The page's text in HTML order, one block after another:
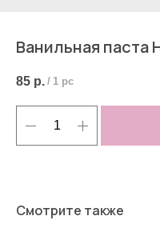
Ванильная паста
85 р. / 1 pc
Смотрите также